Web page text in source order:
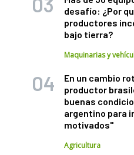
desafío: ¿Por
productores
bajo tierra?
Maquinarias y
En un cambio
productor
buenas
argentino para
motivados"
Agricultura